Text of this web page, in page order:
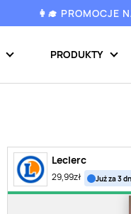
👩‍🎓 PROMOCJE
PRODUKTY
Leclerc
29,99zł już za 3